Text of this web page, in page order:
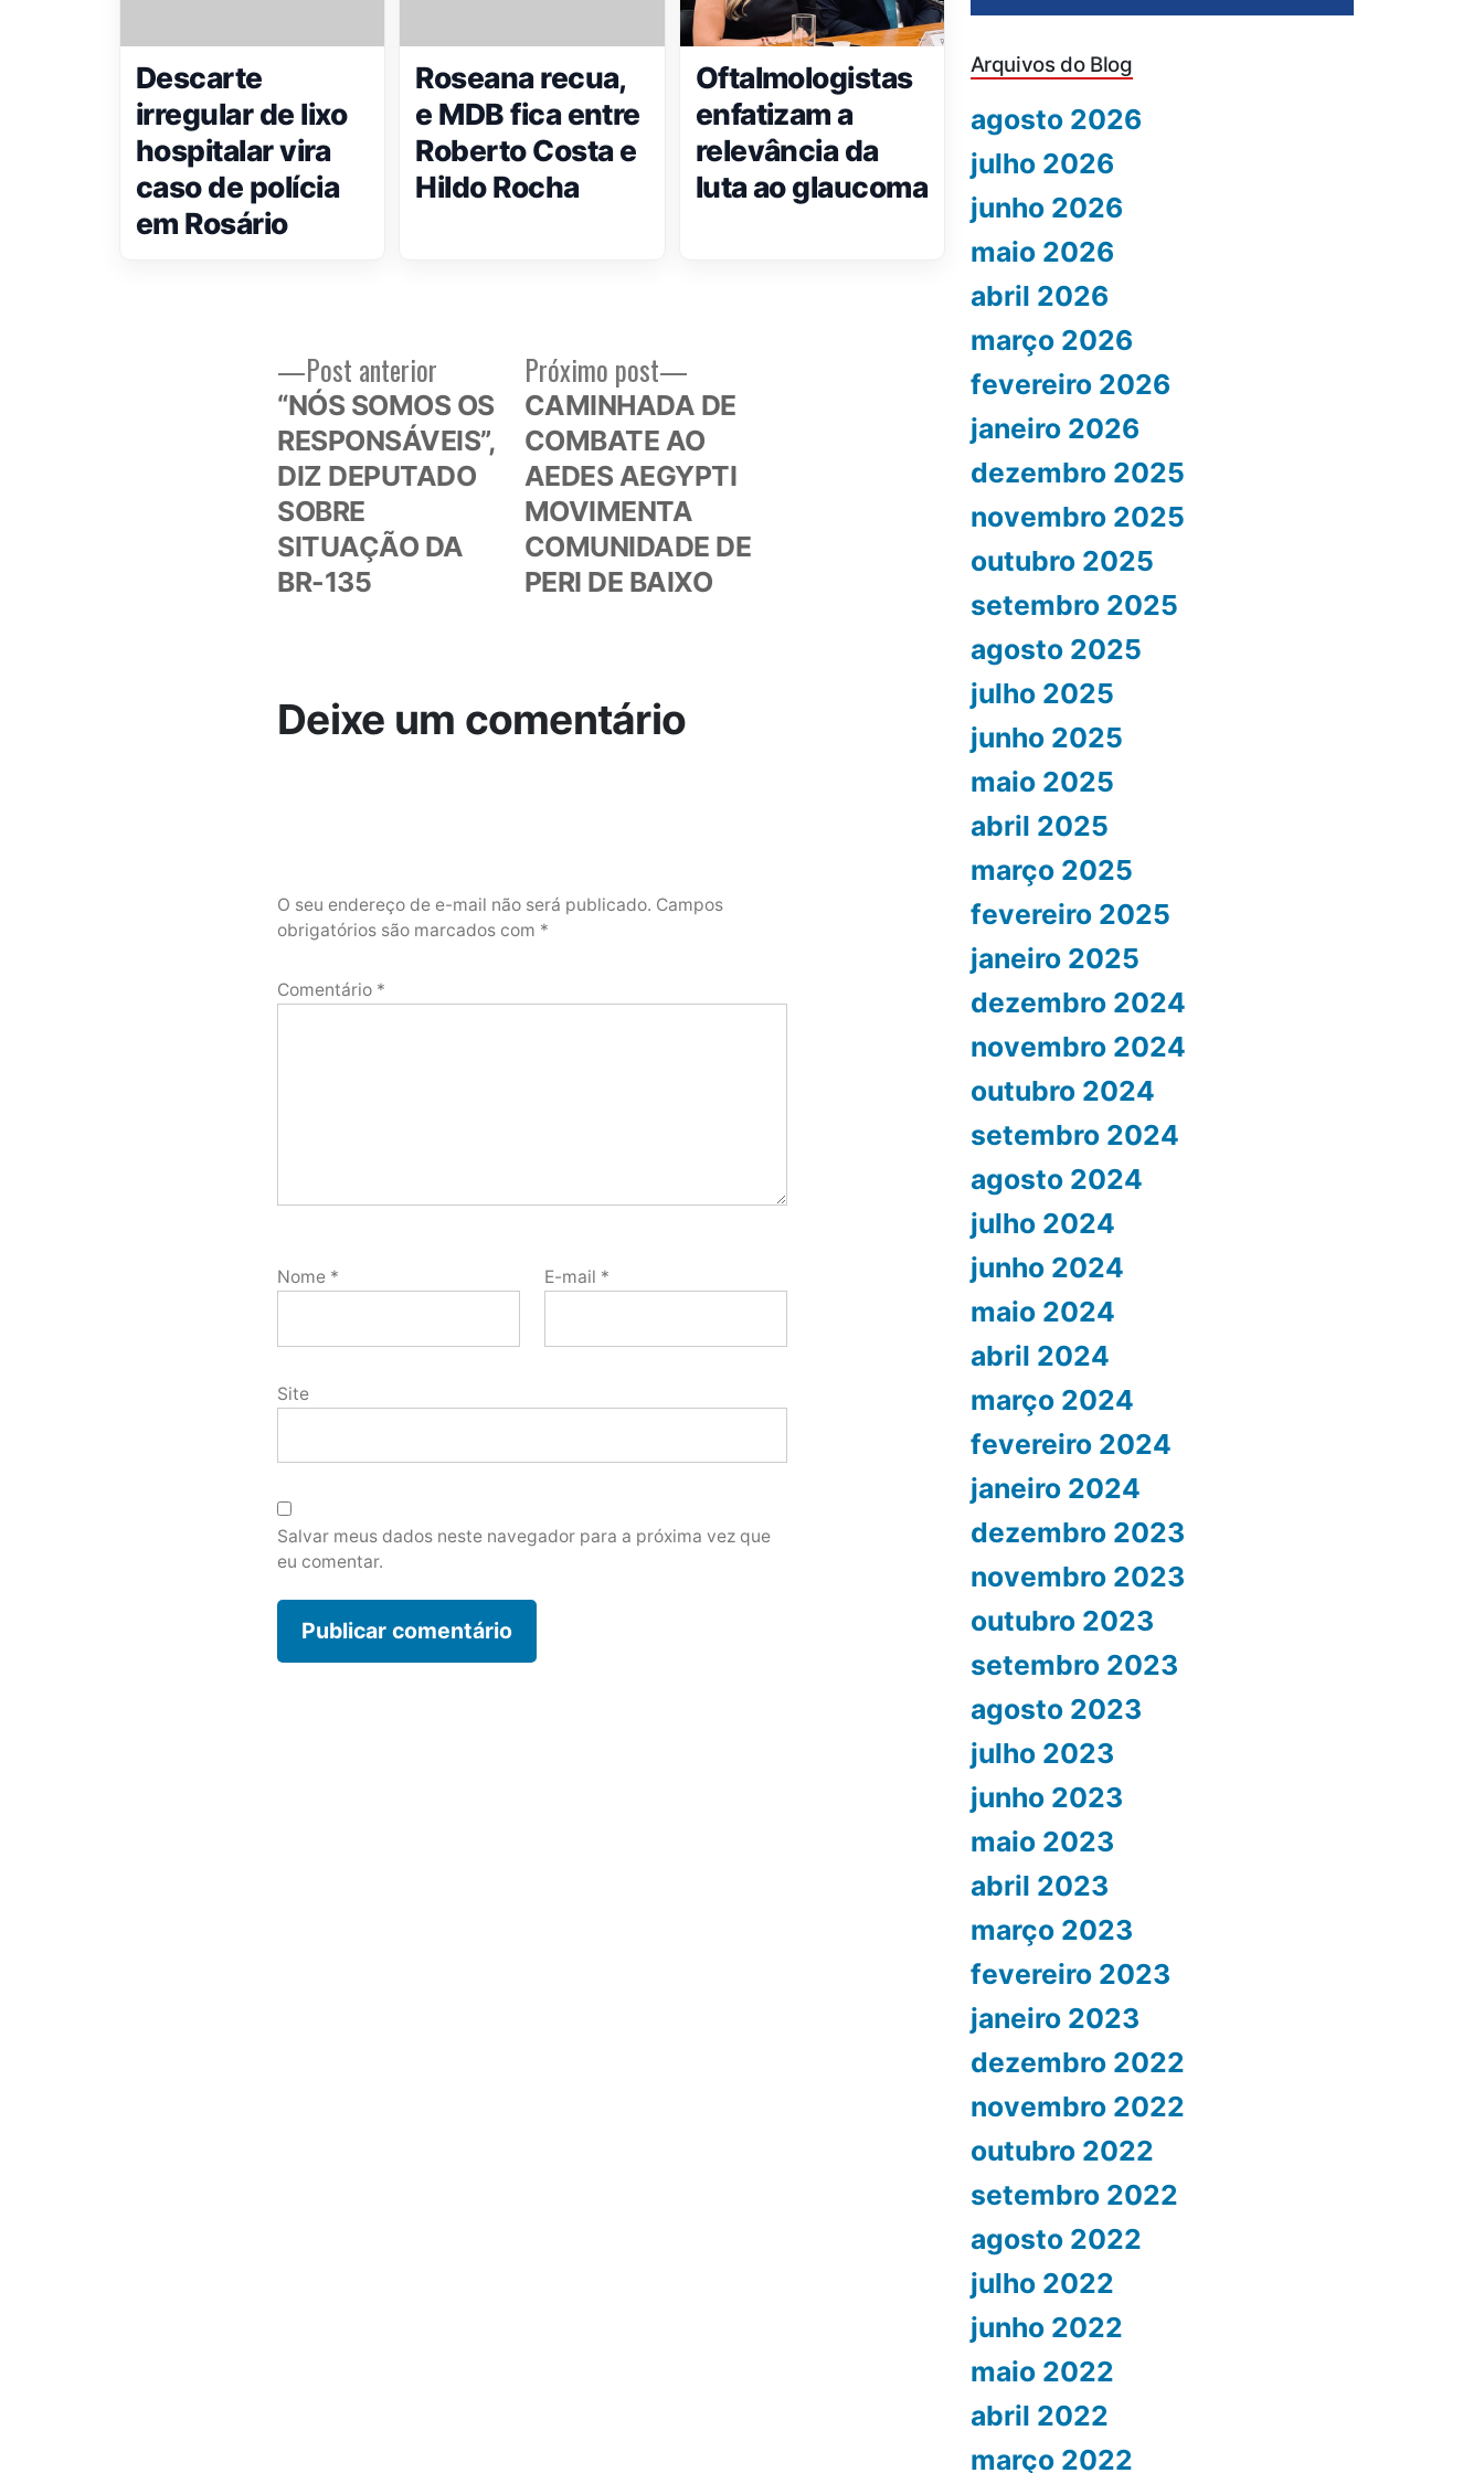
Descarte
irregular de lixo
hospitalar vira
caso de polícia
em Rosário
Roseana recua,
e MDB fica entre
Roberto Costa e
Hildo Rocha
Oftalmologistas
enfatizam a
relevância da
luta ao glaucoma
Navegação
Post anterior
anterior:
“NÓS SOMOS OS
RESPONSÁVEIS”,
DIZ DEPUTADO
SOBRE
SITUAÇÃO DA
BR-135
Próximo post
Próximo
post:
CAMINHADA DE
COMBATE AO
AEDES AEGYPTI
MOVIMENTA
COMUNIDADE DE
PERI DE BAIXO
Deixe um comentário
O seu endereço de e-mail não será publicado. Campos
obrigatórios são marcados com *
Comentário *
Nome * E-mail *
Site
Salvar meus dados neste navegador para a próxima vez que
eu comentar.
Arquivos do Blog
agosto 2026
julho 2026
junho 2026
maio 2026
abril 2026
março 2026
fevereiro 2026
janeiro 2026
dezembro 2025
novembro 2025
outubro 2025
setembro 2025
agosto 2025
julho 2025
junho 2025
maio 2025
abril 2025
março 2025
fevereiro 2025
janeiro 2025
dezembro 2024
novembro 2024
outubro 2024
setembro 2024
agosto 2024
julho 2024
junho 2024
maio 2024
abril 2024
março 2024
fevereiro 2024
janeiro 2024
dezembro 2023
novembro 2023
outubro 2023
setembro 2023
agosto 2023
julho 2023
junho 2023
maio 2023
abril 2023
março 2023
fevereiro 2023
janeiro 2023
dezembro 2022
novembro 2022
outubro 2022
setembro 2022
agosto 2022
julho 2022
junho 2022
maio 2022
abril 2022
março 2022